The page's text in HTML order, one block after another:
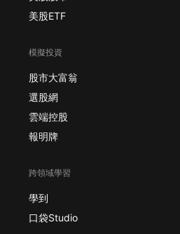
美股ETF
模擬投資
股市大富翁
選股網
雲端控股
報明牌
跨領域學習
學到
口袋Studio